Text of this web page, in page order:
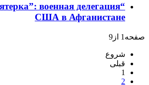
военная делегация
США в Афганистане
صفحه1 از9
شروع
قبلی
1
2